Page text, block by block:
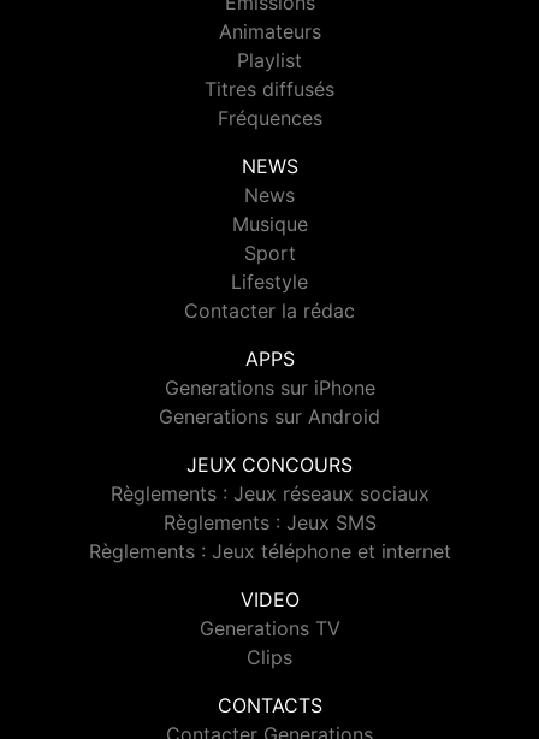
Animateurs
Playlist
Titres diffusés
Fréquences
NEWS
News
Musique
Sport
Lifestyle
Contacter la rédac
APPS
Generations sur iPhone
Generations sur Android
JEUX CONCOURS
Règlements : Jeux réseaux sociaux
Règlements : Jeux SMS
Règlements : Jeux téléphone et internet
VIDEO
Generations TV
Clips
CONTACTS